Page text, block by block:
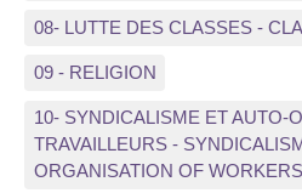
08- LUTTE DES CLASSES -
09 - RELIGION
10- SYNDICALISME ET AUTO-
TRAVAILLEURS -
ORGANISATION OF WORKERS